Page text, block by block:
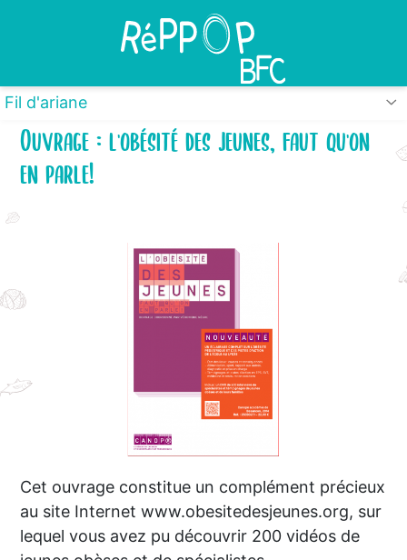
Fil d'ariane
Ouvrage : l'obésité des jeunes, faut qu'on
en parle!
Cet ouvrage constitue un complément précieux
au site Internet www.obesitedesjeunes.org, sur
lequel vous avez pu découvrir 200 vidéos de
Panneau de gestion des cookies